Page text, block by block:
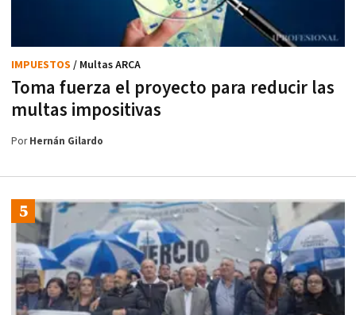
Toma fuerza el proyecto para reducir las
multas impositivas
IMPUESTOS / Multas ARCA
PorHernán Gilardo